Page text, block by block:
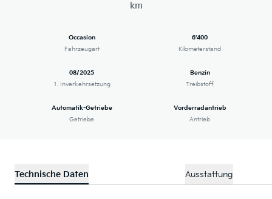
km
Occasion
Fahrzeugart
6'400
Kilometerstand
08/2025
1. Inverkehrsetzung
Benzin
Treibstoff
Automatik-Getriebe
Getriebe
Vorderradantrieb
Antrieb
Technische Daten Ausstattung